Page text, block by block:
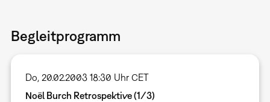
Begleitprogramm
Do, 20.02.2003 18:30 Uhr CET
Noël Burch Retrospektive (1/3)